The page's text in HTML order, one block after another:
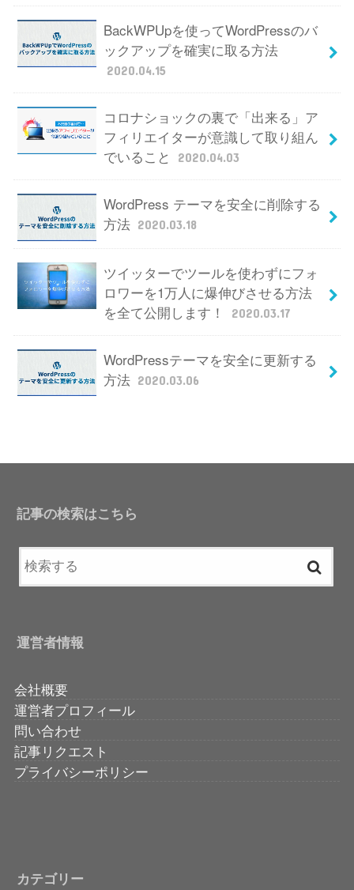
BackWPUpを使ってWordPressのバ
ックアップを確実に取る方法
2020.04.15
コロナショックの裏で「出来る」ア
フィリエイターが意識して取り組ん
でいること
2020.04.03
WordPress テーマを安全に削除する
方法 2020.03.18
ツイッターでツールを使わずにフォ
ロワーを1万人に爆伸びさせる方法
を全て公開します！
2020.03.17
WordPressテーマを安全に更新する
方法 2020.03.06
記事の検索はこちら
運営者情報
会社概要
運営者プロフィール
問い合わせ
記事リクエスト
プライバシーポリシー
カテゴリー